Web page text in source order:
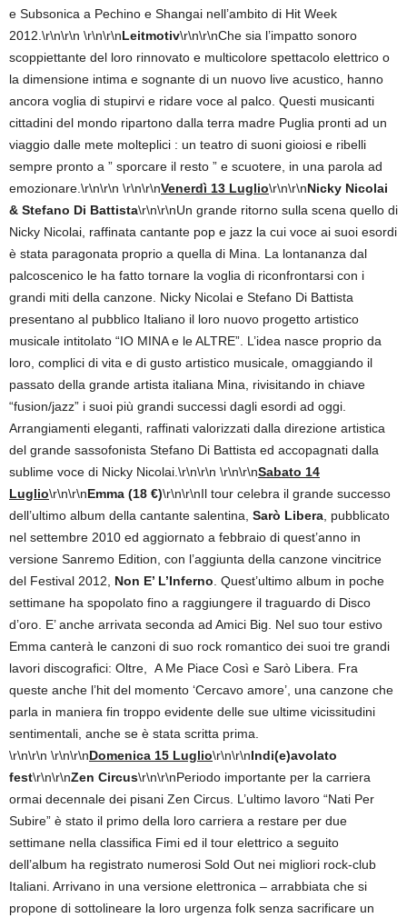
e Subsonica a Pechino e Shangai nell’ambito di Hit Week
2012.\r\n\r\n \r\n\r\nLeitmotiv\r\n\r\nChe sia l’impatto sonoro
scoppiettante del loro rinnovato e multicolore spettacolo elettrico o
la dimensione intima e sognante di un nuovo live acustico, hanno
ancora voglia di stupirvi e ridare voce al palco. Questi musicanti
cittadini del mondo ripartono dalla terra madre Puglia pronti ad un
viaggio dalle mete molteplici : un teatro di suoni gioiosi e ribelli
sempre pronto a ” sporcare il resto ” e scuotere, in una parola ad
emozionare. \r\n\r\n \r\n\r\nVenerdì 13 Luglio\r\n\r\nNicky Nicolai
& Stefano Di Battista\r\n\r\nUn grande ritorno sulla scena quello di
Nicky Nicolai, raffinata cantante pop e jazz la cui voce ai suoi esordi
è stata paragonata proprio a quella di Mina. La lontananza dal
palcoscenico le ha fatto tornare la voglia di riconfrontarsi con i
grandi miti della canzone. Nicky Nicolai e Stefano Di Battista
presentano al pubblico Italiano il loro nuovo progetto artistico
musicale intitolato “IO MINA e le ALTRE”. L’idea nasce proprio da
loro, complici di vita e di gusto artistico musicale, omaggiando il
passato della grande artista italiana Mina, rivisitando in chiave
“fusion/jazz” i suoi più grandi successi dagli esordi ad oggi.
Arrangiamenti eleganti, raffinati valorizzati dalla direzione artistica
del grande sassofonista Stefano Di Battista ed accopagnati dalla
sublime voce di Nicky Nicolai.\r\n\r\n \r\n\r\nSabato 14
Luglio\r\n\r\nEmma (18 €)\r\n\r\nIl tour celebra il grande successo
dell’ultimo album della cantante salentina, Sarò Libera , pubblicato
nel settembre 2010 ed aggiornato a febbraio di quest’anno in
versione Sanremo Edition, con l’aggiunta della canzone vincitrice
del Festival 2012, Non E’ L’Inferno . Quest’ultimo album in poche
settimane ha spopolato fino a raggiungere il traguardo di Disco
d’oro. E’ anche arrivata seconda ad Amici Big. Nel suo tour estivo
Emma canterà le canzoni di suo rock romantico dei suoi tre grandi
lavori discografici: Oltre, A Me Piace Così e Sarò Libera. Fra
queste anche l’hit del momento ‘Cercavo amore’, una canzone che
parla in maniera fin troppo evidente delle sue ultime vicissitudini
sentimentali, anche se è stata scritta prima.
\r\n\r\n \r\n\r\nDomenica 15 Luglio\r\n\r\nIndi(e)avolato
fest\r\n\r\nZen Circus\r\n\r\nPeriodo importante per la carriera
ormai decennale dei pisani Zen Circus. L’ultimo lavoro “Nati Per
Subire” è stato il primo della loro carriera a restare per due
settimane nella classifica Fimi ed il tour elettrico a seguito
dell’album ha registrato numerosi Sold Out nei migliori rock-club
Italiani. Arrivano in una versione elettronica – arrabbiata che si
propone di sottolineare la loro urgenza folk senza sacrificare un